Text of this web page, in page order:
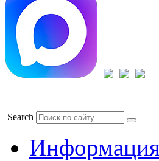
Search